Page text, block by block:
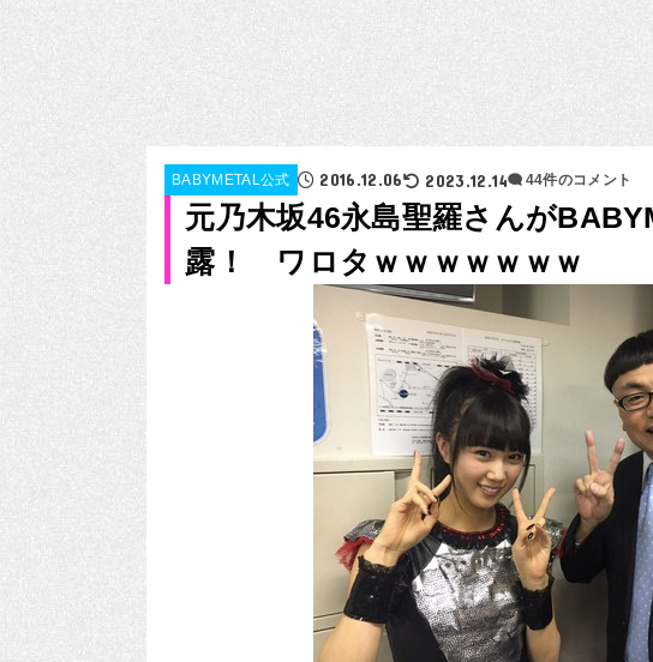
BABYMETAL公式 2016.12.06 2023.12.14 44件のコメント
元乃木坂46永島聖羅さんが
露！ ワロタｗｗｗｗｗｗｗ